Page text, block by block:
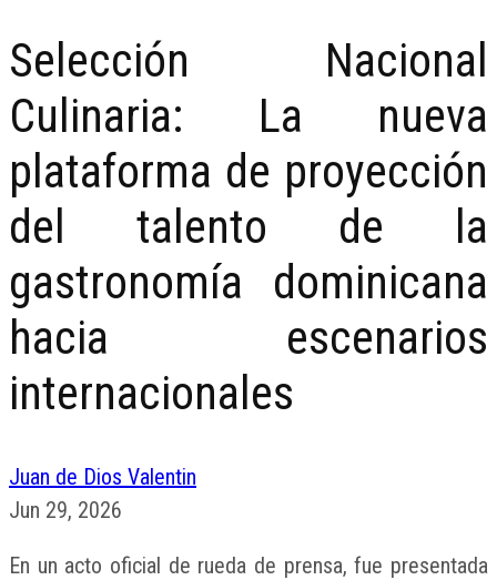
Selección Nacional
Culinaria: La nueva
plataforma de proyección
del talento de la
gastronomía dominicana
hacia escenarios
internacionales
Juan de Dios Valentin
Jun 29, 2026
En un acto oficial de rueda de prensa, fue presentada